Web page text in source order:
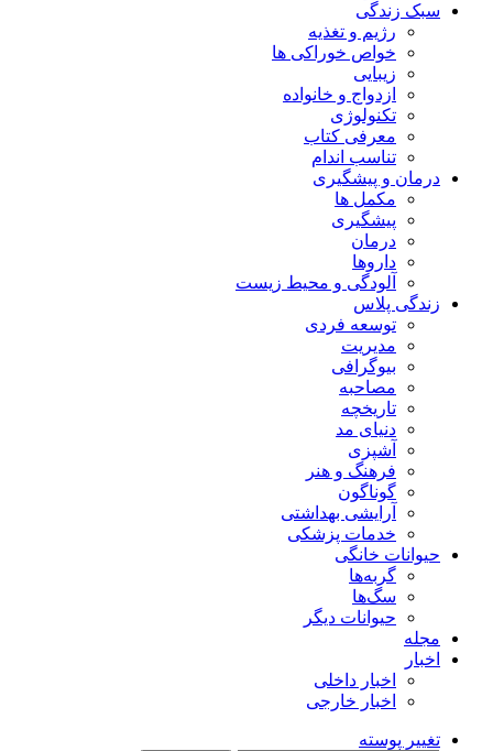
سبک زندگی
رژیم و تغذیه
خواص خوراکی ها
زیبایی
ازدواج و خانواده
تکنولوژی
معرفی کتاب
تناسب اندام
درمان و پیشگیری
مکمل ها
پیشگیری
درمان
داروها
آلودگی و محیط زیست
زندگی پلاس
توسعه فردی
مدیریت
بیوگرافی
مصاحبه
تاریخچه
دنیای مد
آشپزی
فرهنگ و هنر
گوناگون
آرایشی بهداشتی
خدمات پزشکی
حیوانات خانگی
گربه‌ها
سگ‌ها
حیوانات دیگر
مجله
اخبار
اخبار داخلی
اخبار خارجی
تغییر پوسته